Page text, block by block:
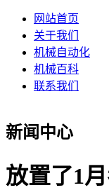
网站首页
关于我们
机械自动化
机械百科
联系我们
新闻中心
放置了1